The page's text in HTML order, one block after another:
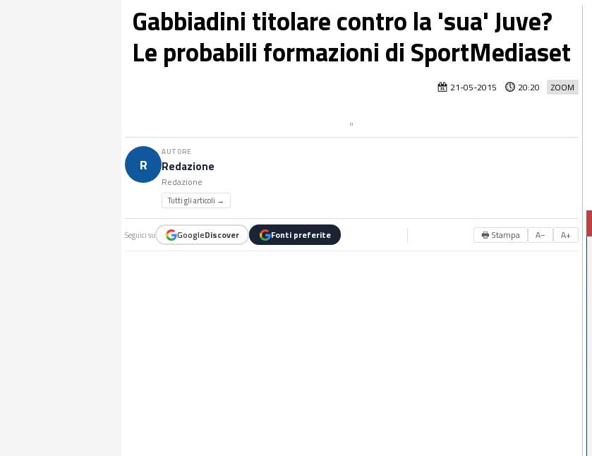
Gabbiadini titolare contro la 'sua' Juve?
Le probabili formazioni di SportMediaset
ZOOM
21-05-2015 20:20
R
AUTORE
Redazione
Redazione
Tutti gli articoli →
Seguici su GoogleDiscover Fonti preferite 🖶 Stampa A− A+